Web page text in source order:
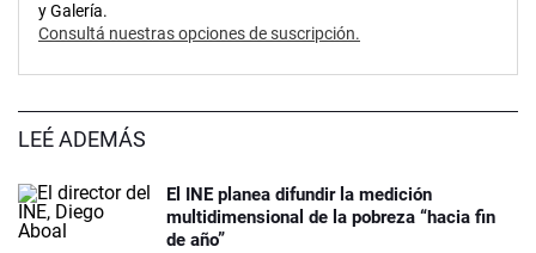
y Galería.
Consultá nuestras opciones de suscripción.
LEÉ ADEMÁS
El INE planea difundir la medición
multidimensional de la pobreza “hacia fin
de año”